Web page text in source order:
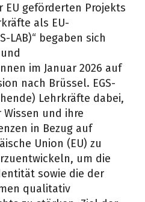
geförderten Projekts
als EU-
LAB)“ begaben sich
im Januar 2026 auf
nach Brüssel. EGS-
Lehrkräfte dabei,
und ihre
in Bezug auf
Union (EU) zu
um die
sowie die der
qualitativ